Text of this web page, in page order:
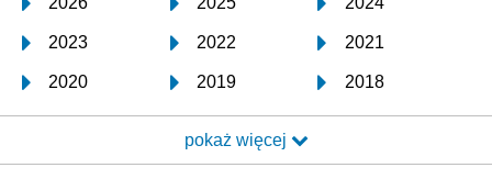
2023 2022 2021
2020 2019 2018
2017 2016 2015
2014 2013 2012
pokaż więcej